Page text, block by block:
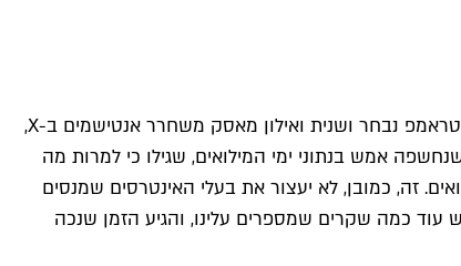
שקרנים מגיעים בכל הצורות, הגדלים והמניעים הפוליטיים. הם הרי לא דבר חדש. אבל בעולם שבו מסיתים נגד משפחות החטופים, דונלד טראמפ נבחר ושנית ואילון מאסק משחרר אנטישמים ב-X,
אמש בנתוני ימי המילואים, שגילו כי למרות מה
זה, כמובן, לא יעצור את בעלי האינטרסים שמנסים
עוד כמה שקרים שמספרים עלינו, והגיע הזמן שנכה